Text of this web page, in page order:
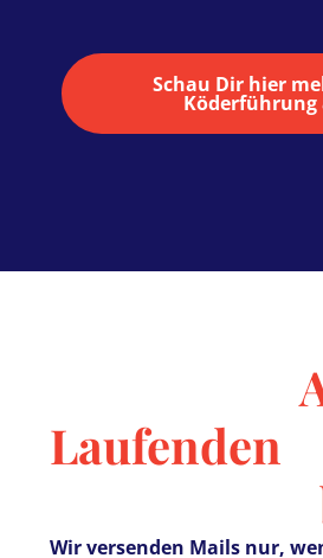
Schau Dir hier
Köderführung
Laufenden
Wir versenden Mails nur,